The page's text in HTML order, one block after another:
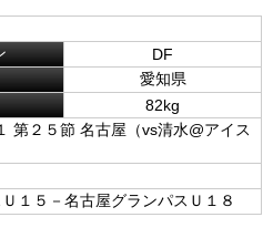
DF
愛知県
82kg
２５節 名古屋（vs清水@アイス
１５－名古屋グランパスＵ１８